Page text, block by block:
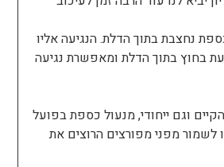
נחצבת בתוך הדלת. הנגיעה אליו
בחוץ בתוך הדלת ומאפשרת נגיעה
וגם ייחודי, מנעול כספת בפועל
מפני מפורצים הרוצים את